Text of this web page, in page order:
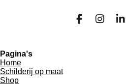
F
I
L
Pagina's
Home
Schilderij op maat
Shop